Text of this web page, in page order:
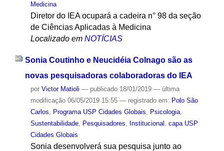
Medicina
Diretor do IEA ocupará a cadeira n° 98 da seção
de Ciências Aplicadas à Medicina
Localizado em NOTÍCIAS
Sonia Coutinho e Neucidéia Colnago são as
novas pesquisadoras colaboradoras do IEA
por Victor Matioli — publicado18/01/2019 — última
modificação06/05/2019 15:55 — registrado em: Polo São
Carlos
Programa USP Cidades Globais Psicologia,
Sustentabilidade, Pesquisadores Institucional capa USP
Cidades Globais
Sonia desenvolverá sua pesquisa junto ao